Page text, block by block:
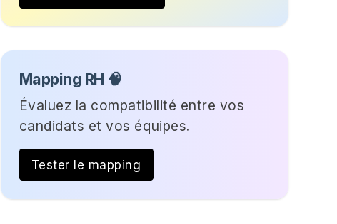
Mapping RH 🧠
Évaluez la compatibilité entre vos
candidats et vos équipes.
Tester le mapping